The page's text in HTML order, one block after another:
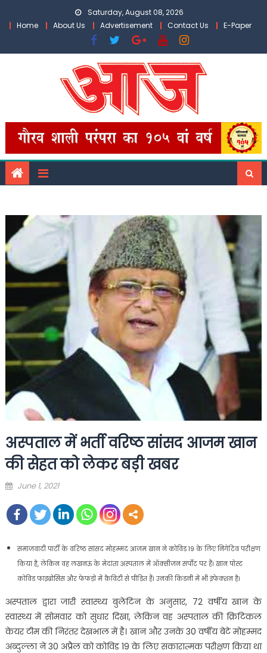
Saturday, August 08, 2026
Home
About Us Advertisement Contact Us E-Paper
अस्पताल में भर्ती वरिष्ठ सांसद आजम खान
की सेहत को लेकर बड़ी खबर
Posted
June 1, 2021
समाजवादी पार्टी के वरिष्ठ सांसद मोहम्मद आजम खान ने कोविड 19 के लिए निगेटिव परीक्षण
किया है, लेकिन वह लखनऊ के मेदांता अस्पताल में ऑक्सीजन सर्पोट पर हैं। खान पोस्ट
कोविड फाइब्रोसिस और फेफड़ों में कैविटी से पीड़ित हैं। उनकी किडनी में भी इंफेक्शन है।
अस्पताल द्वारा जारी स्वास्थ्य बुलेटिन के अनुसार, 72 वर्षीय खान के
स्वास्थ्य में सोमवार को सुधार दिखा, लेकिन वह अस्पताल की क्रिटिकल
केयर टीम की निरंतर देखभाल में है। खान और उनके 30 वर्षीय बेटे मोहम्मद
अब्दुल्ला ने 30 अप्रैल को कोविड 19 के लिए सकारात्मक परीक्षण किया था